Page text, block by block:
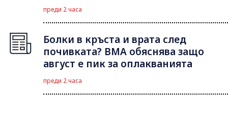
преди 2 часа
Болки в кръста и врата след
почивката? ВМА обяснява защо
август е пик за оплакванията
преди 2 часа